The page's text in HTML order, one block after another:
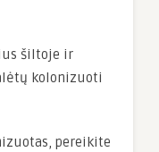
šiltoje ir
kolonizuoti
pereikite